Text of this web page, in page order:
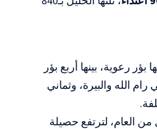
بؤر رعوية، بينها أربع بؤر
الخليل، وتسع في رام الله والبيرة، وثماني
العام، لترتفع حصيلة